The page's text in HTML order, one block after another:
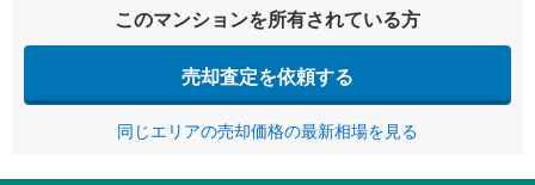
このマンションを所有されている方
売却査定を依頼する
同じエリアの売却価格の最新相場を見る